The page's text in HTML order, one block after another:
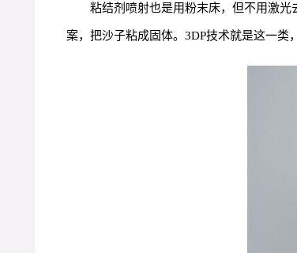
粘结剂喷射也是用粉末床，但不用激
案，把沙子粘成固体。3DP技术就是这一类